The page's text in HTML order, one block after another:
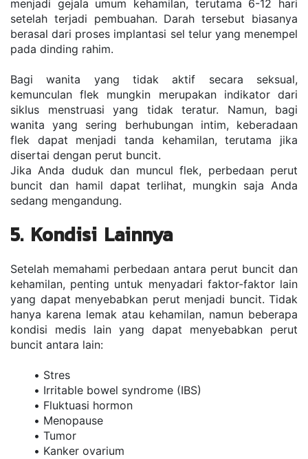
menjadi gejala umum kehamilan, terutama 6-12 hari
setelah terjadi pembuahan. Darah tersebut biasanya
berasal dari proses implantasi sel telur yang menempel
pada dinding rahim.
Bagi wanita yang tidak aktif secara seksual,
kemunculan flek mungkin merupakan indikator dari
siklus menstruasi yang tidak teratur. Namun, bagi
wanita yang sering berhubungan intim, keberadaan
flek dapat menjadi tanda kehamilan, terutama jika
disertai dengan perut buncit.
Jika Anda duduk dan muncul flek, perbedaan perut
buncit dan hamil dapat terlihat, mungkin saja Anda
sedang mengandung.
5. Kondisi Lainnya
Setelah memahami perbedaan antara perut buncit dan
kehamilan, penting untuk menyadari faktor-faktor lain
yang dapat menyebabkan perut menjadi buncit. Tidak
hanya karena lemak atau kehamilan, namun beberapa
kondisi medis lain yang dapat menyebabkan perut
buncit antara lain:
Stres
Irritable bowel syndrome (IBS)
Fluktuasi hormon
Menopause
Tumor
Kanker ovarium